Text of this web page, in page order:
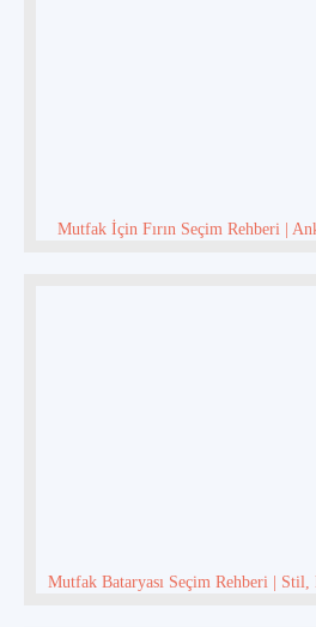
Mutfak İçin Fırın Seçim Rehberi |
Mutfak Bataryası Seçim Rehberi |